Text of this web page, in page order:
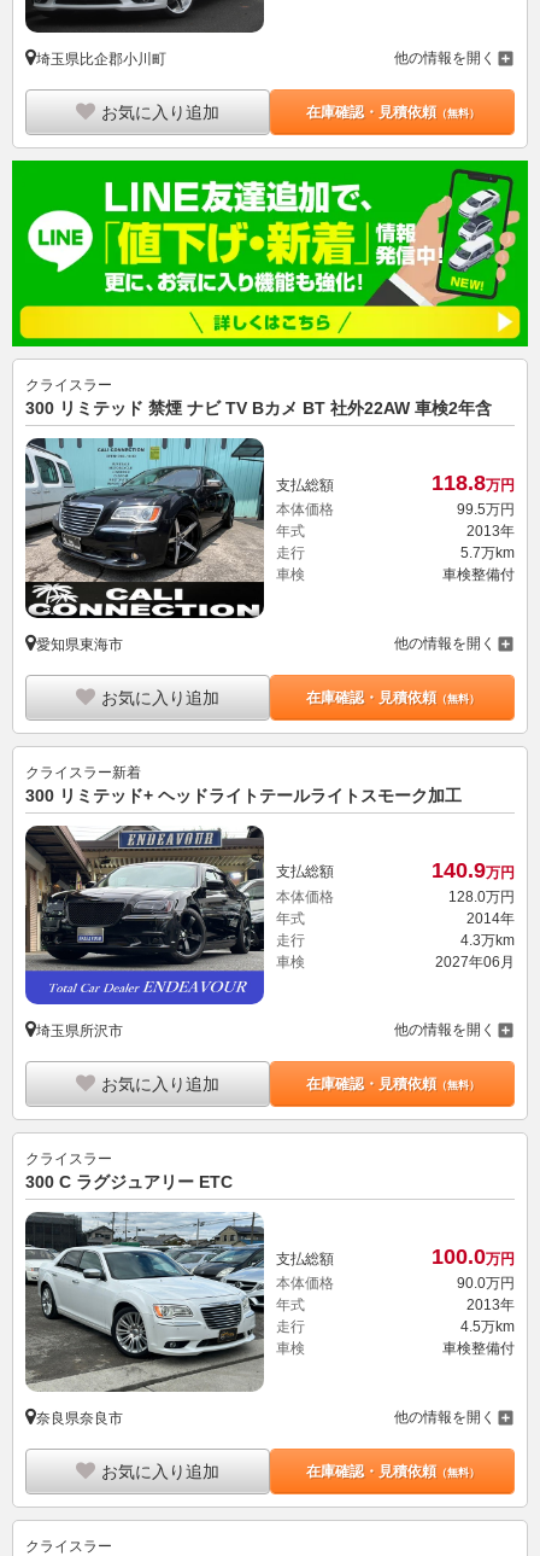
埼玉県比企郡小川町 他の情報を開く
お気に入り追加 在庫確認・見積依頼（無料）
クライスラー
300 リミテッド 禁煙 ナビ TV Bカメ BT 社外22AW 車検2年含
支払総額 118.8万円
本体価格
99.5万円
年式
2013年
走行
5.7万km
車検
車検整備付
愛知県東海市 他の情報を開く
お気に入り追加 在庫確認・見積依頼（無料）
クライスラー新着
300 リミテッド+ ヘッドライトテールライトスモーク加工
支払総額 140.9万円
本体価格
128. 0万円
年式
2014年
走行
4.3万km
車検
2027年06月
埼玉県所沢市 他の情報を開く
お気に入り追加 在庫確認・見積依頼（無料）
クライスラー
300 C ラグジュアリー ETC
支払総額 100.0万円
本体価格
90.0万円
年式
2013年
走行
4.5万km
車検
車検整備付
奈良県奈良市 他の情報を開く
お気に入り追加 在庫確認・見積依頼（無料）
クライスラー